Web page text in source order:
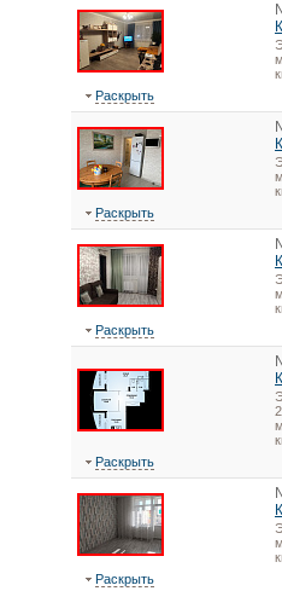
Раскрыть
Раскрыть
Раскрыть
Раскрыть
Раскрыть